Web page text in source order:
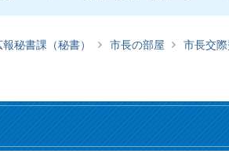
報秘書課（秘書） 市長の部屋 市長交